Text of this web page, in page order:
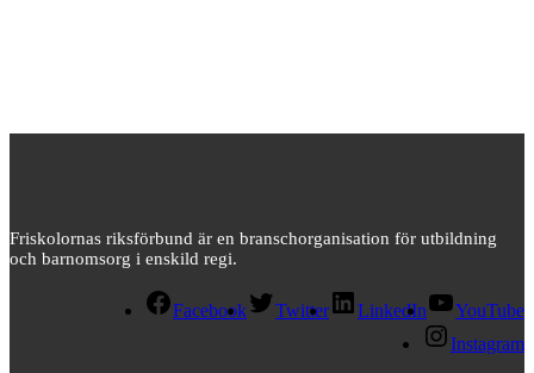
Friskolornas riksförbund är en branschorganisation för utbildning
och barnomsorg i enskild regi.
Facebook Twitter LinkedIn
YouTube
Instagram